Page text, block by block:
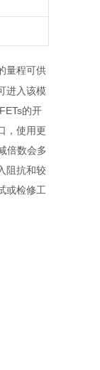
量程可供
进入该模
FETs的开
，使用更
倍数会多
阻抗和较
或检修工